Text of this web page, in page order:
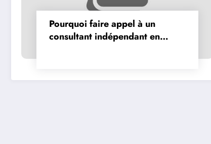
Pourquoi faire appel à un
consultant indépendant en